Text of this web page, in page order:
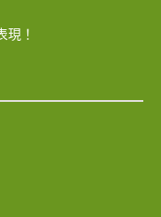
現！